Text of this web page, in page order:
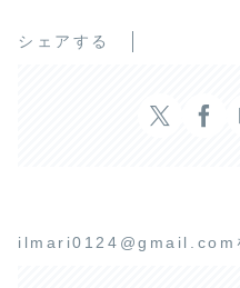
シェアする
ilmari0124@gmail.com